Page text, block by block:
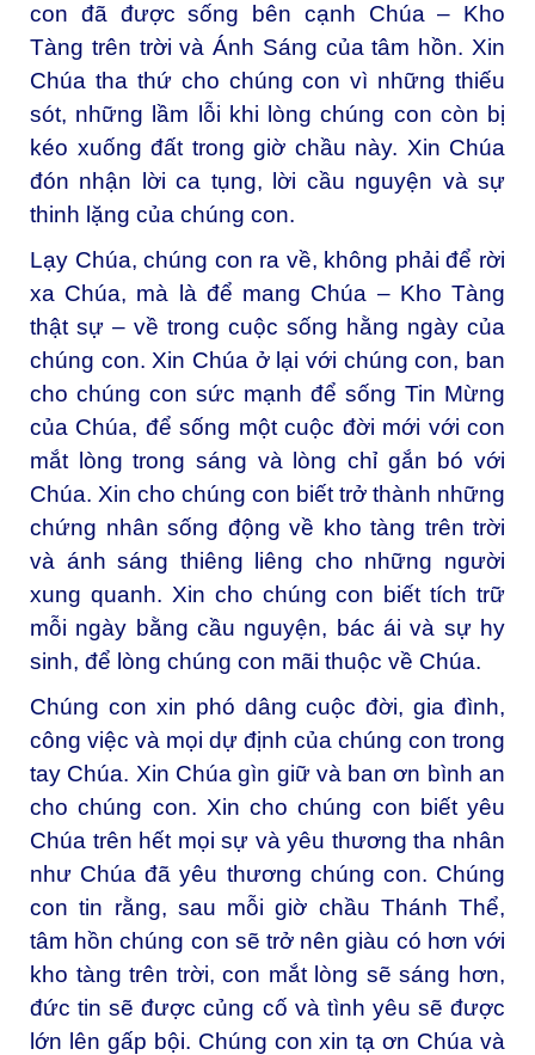
con đã được sống bên cạnh Chúa – Kho
Tàng trên trời và Ánh Sáng của tâm hồn. Xin
Chúa tha thứ cho chúng con vì những thiếu
sót, những lầm lỗi khi lòng chúng con còn bị
kéo xuống đất trong giờ chầu này. Xin Chúa
đón nhận lời ca tụng, lời cầu nguyện và sự
thinh lặng của chúng con.
Lạy Chúa, chúng con ra về, không phải để rời
xa Chúa, mà là để mang Chúa – Kho Tàng
thật sự – về trong cuộc sống hằng ngày của
chúng con. Xin Chúa ở lại với chúng con, ban
cho chúng con sức mạnh để sống Tin Mừng
của Chúa, để sống một cuộc đời mới với con
mắt lòng trong sáng và lòng chỉ gắn bó với
Chúa. Xin cho chúng con biết trở thành những
chứng nhân sống động về kho tàng trên trời
và ánh sáng thiêng liêng cho những người
xung quanh. Xin cho chúng con biết tích trữ
mỗi ngày bằng cầu nguyện, bác ái và sự hy
sinh, để lòng chúng con mãi thuộc về Chúa.
Chúng con xin phó dâng cuộc đời, gia đình,
công việc và mọi dự định của chúng con trong
tay Chúa. Xin Chúa gìn giữ và ban ơn bình an
cho chúng con. Xin cho chúng con biết yêu
Chúa trên hết mọi sự và yêu thương tha nhân
như Chúa đã yêu thương chúng con. Chúng
con tin rằng, sau mỗi giờ chầu Thánh Thể,
tâm hồn chúng con sẽ trở nên giàu có hơn với
kho tàng trên trời, con mắt lòng sẽ sáng hơn,
đức tin sẽ được củng cố và tình yêu sẽ được
lớn lên gấp bội. Chúng con xin tạ ơn Chúa và